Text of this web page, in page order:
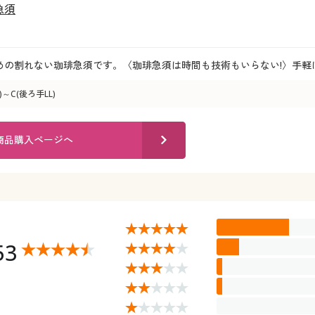
須
の割れない珈琲急須です。〈珈琲急須は時間も技術もいらない!〉手
C(後ろ手LL)
品購入ページへ